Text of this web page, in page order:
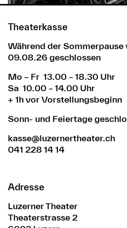
Theaterkasse
Während der
09.08.26 geschlossen
Mo – Fr 13.00 – 18.30 Uhr
Sa 10.00 – 14.00 Uhr
+ 1h vor Vorstellungsbeginn
Sonn- und Feiertage
kasse@luzernertheater.ch
041 228 14 14
Adresse
Luzerner Theater
Theaterstrasse 2